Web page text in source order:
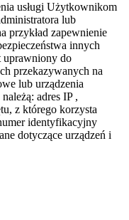
usługi Użytkownikom
lub
przykład zapewnienie
innych
uprawniony do
przekazywanych na
lub urządzenia
adres IP ,
z którego korzysta
identyfikacyjny
dotyczące urządzeń i